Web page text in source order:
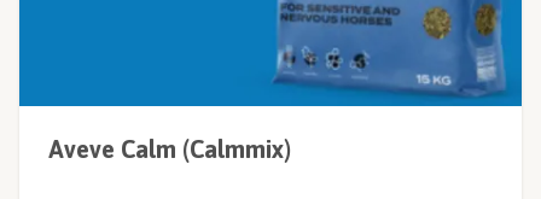
Aveve Calm (Calmmix)